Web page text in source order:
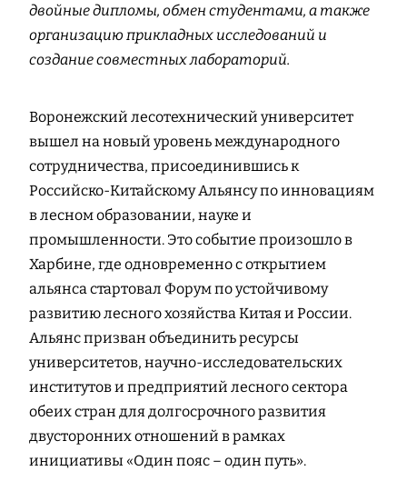
двойные дипломы, обмен студентами, а также
организацию прикладных исследований и
создание совместных лабораторий.
Воронежский лесотехнический университет
вышел на новый уровень международного
сотрудничества, присоединившись к
Российско-Китайскому Альянсу по инновациям
в лесном образовании, науке и
промышленности. Это событие произошло в
Харбине, где одновременно с открытием
альянса стартовал Форум по устойчивому
развитию лесного хозяйства Китая и России.
Альянс призван объединить ресурсы
университетов, научно-исследовательских
институтов и предприятий лесного сектора
обеих стран для долгосрочного развития
двусторонних отношений в рамках
инициативы «Один пояс – один путь».